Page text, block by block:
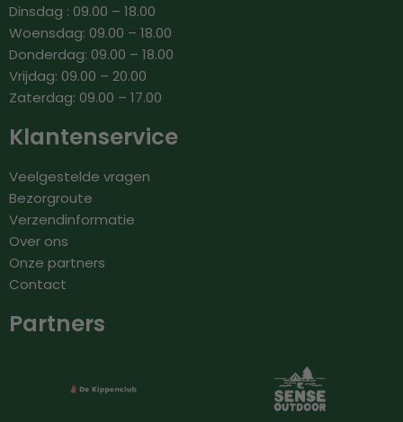
Dinsdag : 09.00 – 18.00
Woensdag: 09.00 – 18.00
Donderdag: 09.00 – 18.00
Vrijdag: 09.00 – 20.00
Zaterdag: 09.00 – 17.00
Klantenservice
Veelgestelde vragen
Bezorgroute
Verzendinformatie
Over ons
Onze partners
Contact
Partners